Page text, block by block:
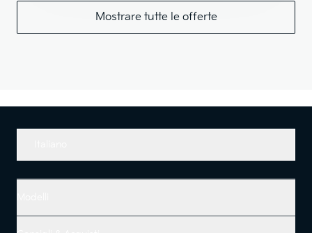
Mostrare tutte le offerte